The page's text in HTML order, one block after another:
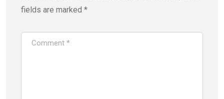
fields are marked *